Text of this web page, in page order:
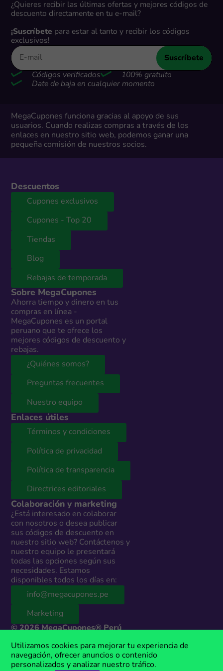
¿Quieres recibir las últimas ofertas y mejores códigos de
descuento directamente en tu e-mail?
¡Suscríbete para estar al tanto y recibir los códigos
exclusivos!
Suscríbete
Códigos verificados
100% gratuito
Date de baja en cualquier momento
MegaCupones funciona gracias al apoyo de sus
usuarios. Cuando realizas compras a través de los
enlaces en nuestro sitio web, podemos ganar una
pequeña comisión de nuestros socios.
Descuentos
Cupones exclusivos
Cupones - Top 20
Tiendas
Blog
Rebajas de temporada
Sobre MegaCupones
Ahorra tiempo y dinero en tus
compras en línea -
MegaCupones es un portal
peruano que te ofrece los
mejores códigos de descuento y
rebajas.
¿Quiénes somos?
Preguntas frecuentes
Nuestro equipo
Enlaces útiles
Términos y condiciones
Política de privacidad
Política de transparencia
Directrices editoriales
Colaboración y marketing
¿Está interesado en colaborar
con nosotros o desea publicar
sus códigos de descuento en
nuestro sitio web? Contáctenos y
nuestro equipo le presentará
todas las opciones según sus
necesidades. Estamos
disponibles todos los días en:
info@megacupones.pe
Marketing
© 2026 MegaCupones® Perú
Este sitio web contiene enlaces de afiliados a productos y servicios de
terceros. Si realizas una compra a través de estos enlaces, podemos
recibir una comisión sin costo adicional para ti. MegaCupones® es una
marca registrada, propiedad de Anima Media.
Utilizamos cookies para mejorar tu experiencia de
navegación, ofrecer anuncios o contenido
personalizados y analizar nuestro tráfico.